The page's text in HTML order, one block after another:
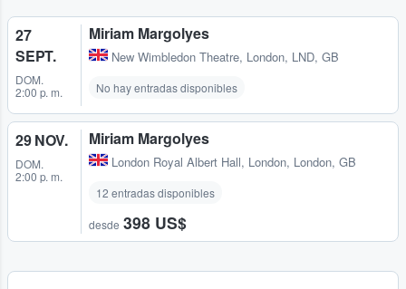
27
SEPT.
DOM.
2:00 p. m.
Miriam Margolyes
New Wimbledon Theatre, London, LND, GB
No hay entradas disponibles
29 NOV.
DOM.
2:00 p. m.
Miriam Margolyes
London Royal Albert Hall, London, London, GB
12 entradas disponibles
desde 398 US$